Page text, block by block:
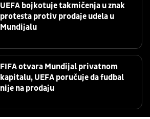
UEFA bojkotuje takmičenja u znak
protesta protiv prodaje udela u
Mundijalu
FIFA otvara Mundijal privatnom
kapitalu, UEFA poručuje da fudbal
nije na prodaju